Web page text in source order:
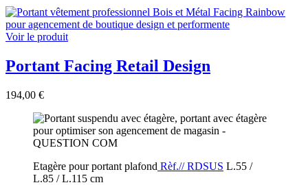
Voir le produit
Portant Facing Retail Design
194,00 €
Etagère pour portant plafond Rèf.// RDSUS L.55 /
L.85 / L.115 cm